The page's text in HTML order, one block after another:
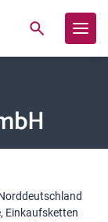
Einkaufsketten